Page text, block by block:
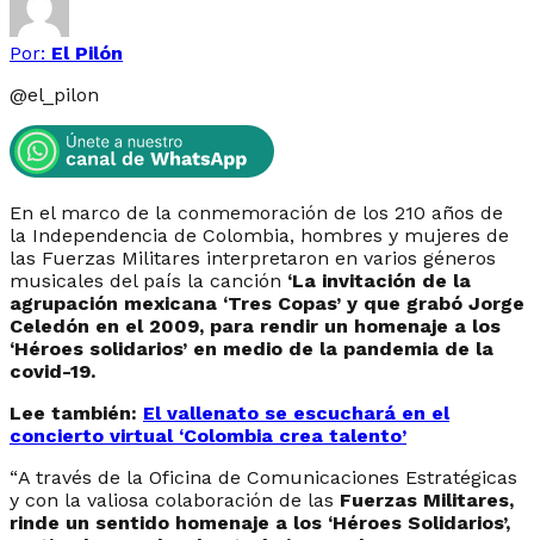
Por: El Pilón
@el_pilon
En el marco de la conmemoración de los 210 años de
la Independencia de Colombia, hombres y mujeres de
las Fuerzas Militares interpretaron en varios géneros
musicales del país la canción ‘La invitación de la
agrupación mexicana ‘Tres Copas’ y que grabó Jorge
Celedón en el 2009, para rendir un homenaje a los
‘Héroes solidarios’ en medio de la pandemia de la
covid-19.
Lee también: El vallenato se escuchará en el
concierto virtual ‘Colombia crea talento’
“A través de la Oficina de Comunicaciones Estratégicas
y con la valiosa colaboración de las Fuerzas Militares,
rinde un sentido homenaje a los ‘Héroes Solidarios’,